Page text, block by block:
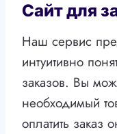
Сайт для
Наш сервис
интуитивно
заказов. Вы
необходимый
оплатить заказ